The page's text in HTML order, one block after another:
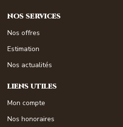
NOS SERVICES
Nos offres
Estimation
Nos actualités
LIENS UTILES
Mon compte
Nos honoraires